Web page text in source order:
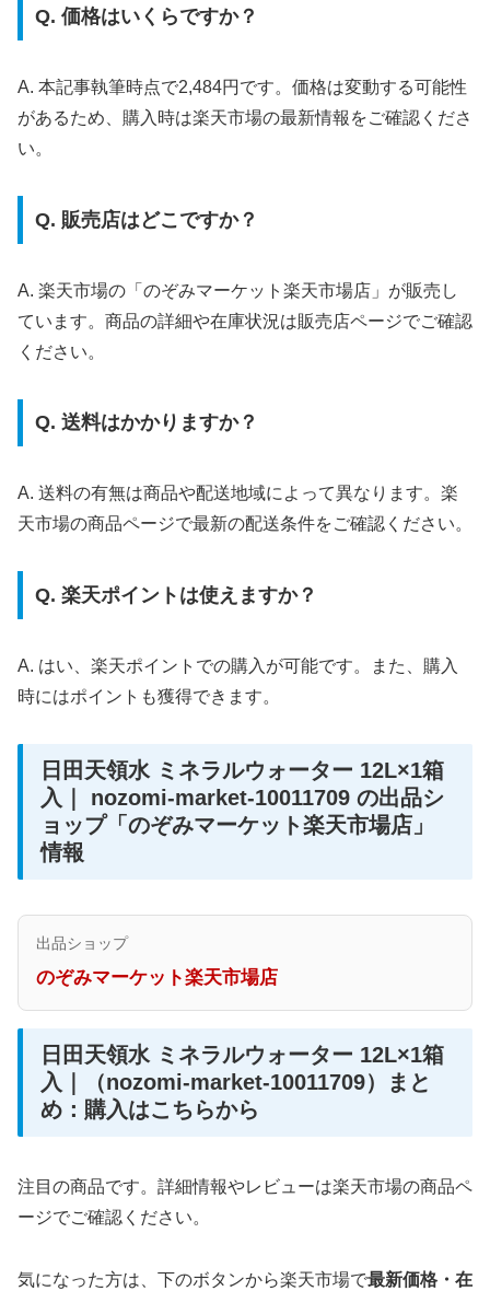
Q. 価格はいくらですか？
A. 本記事執筆時点で2,484円です。価格は変動する可能性
があるため、購入時は楽天市場の最新情報をご確認くださ
い。
Q. 販売店はどこですか？
A. 楽天市場の「のぞみマーケット楽天市場店」が販売し
ています。商品の詳細や在庫状況は販売店ページでご確認
ください。
Q. 送料はかかりますか？
A. 送料の有無は商品や配送地域によって異なります。楽
天市場の商品ページで最新の配送条件をご確認ください。
Q. 楽天ポイントは使えますか？
A. はい、楽天ポイントでの購入が可能です。また、購入
時にはポイントも獲得できます。
日田天領水 ミネラルウォーター 12L×1箱
入｜ nozomi-market-10011709 の出品シ
ョップ「のぞみマーケット楽天市場店」
情報
出品ショップ
のぞみマーケット楽天市場店
日田天領水 ミネラルウォーター 12L×1箱
入｜（nozomi-market-10011709）まと
め：購入はこちらから
注目の商品です。詳細情報やレビューは楽天市場の商品ペ
ージでご確認ください。
気になった方は、下のボタンから楽天市場で最新価格・在